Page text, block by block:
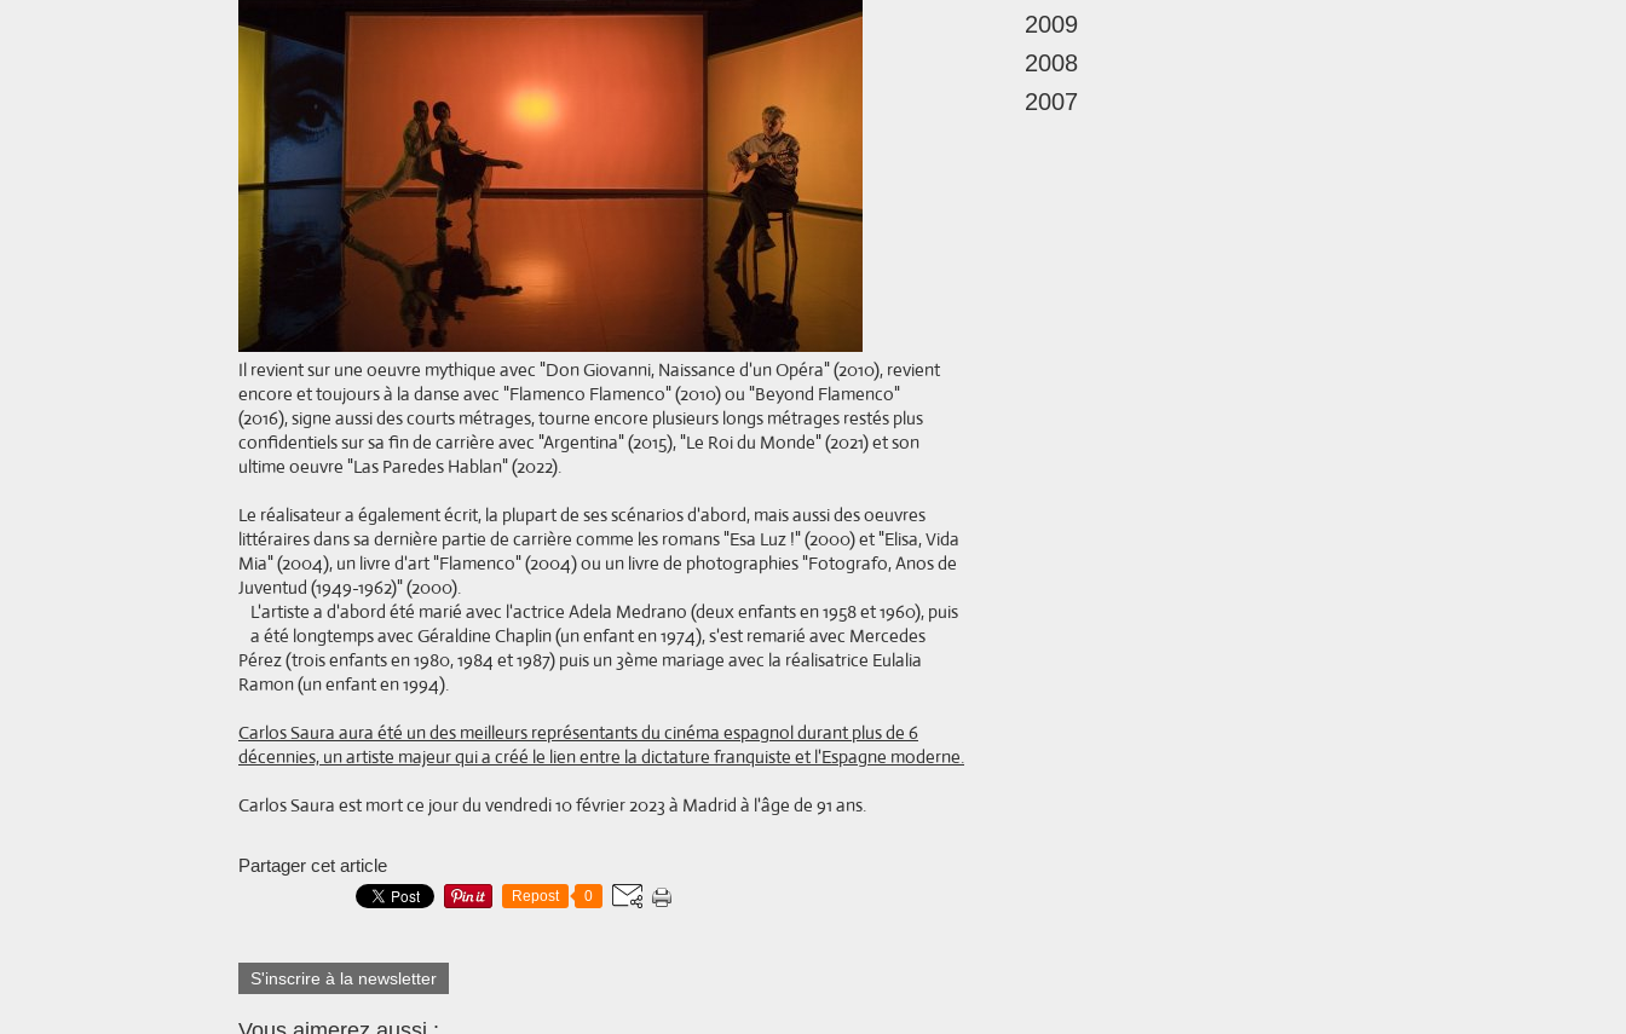
Il revient sur une oeuvre mythique avec "Don Giovanni, Naissance d'un Opéra" (2010), revient
encore et toujours à la danse avec "Flamenco Flamenco" (2010) ou "Beyond Flamenco"
(2016), signe aussi des courts métrages, tourne encore plusieurs longs métrages restés plus
confidentiels sur sa fin de carrière avec "Argentina" (2015), "Le Roi du Monde" (2021) et son
ultime oeuvre "Las Paredes Hablan" (2022).
Le réalisateur a également écrit, la plupart de ses scénarios d'abord, mais aussi des oeuvres
littéraires dans sa dernière partie de carrière comme les romans "Esa Luz !" (2000) et "Elisa, Vida
Mia" (2004), un livre d'art "Flamenco" (2004) ou un livre de photographies "Fotografo, Anos de
Juventud (1949-1962)" (2000).
L'artiste a d'abord été marié avec l'actrice Adela Medrano (deux enfants en 1958 et 1960), puis
a été longtemps avec Géraldine Chaplin (un enfant en 1974), s'est remarié avec Mercedes
Pérez (trois enfants en 1980, 1984 et 1987) puis un 3ème mariage avec la réalisatrice Eulalia
Ramon (un enfant en 1994).
Carlos Saura aura été un des meilleurs représentants du cinéma espagnol durant plus de 6
décennies, un artiste majeur qui a créé le lien entre la dictature franquiste et l'Espagne moderne.
Carlos Saura est mort ce jour du vendredi 10 février 2023 à Madrid à l'âge de 91 ans.
Partager cet article
Repost 0
S'inscrire à la newsletter
2009
2008
2007